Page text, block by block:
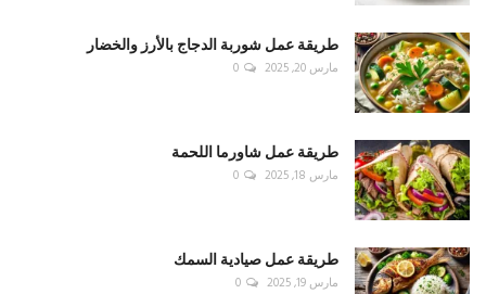
طريقة عمل شوربة الدجاج بالأرز والخضار
مارس 20, 2025 0
طريقة عمل شاورما اللحمة
مارس 18, 2025 0
طريقة عمل صيادية السمك
مارس 19, 2025 0